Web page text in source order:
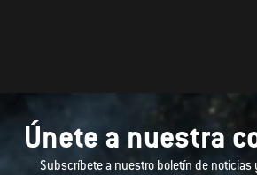
Únete a nuestra
Subscríbete a nuestro boletín de noticias